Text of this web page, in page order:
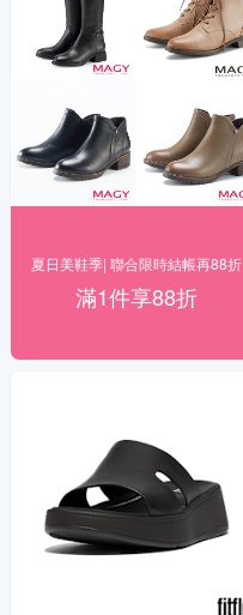
夏日美鞋季| 聯合限時結帳再88折
滿1件享88折